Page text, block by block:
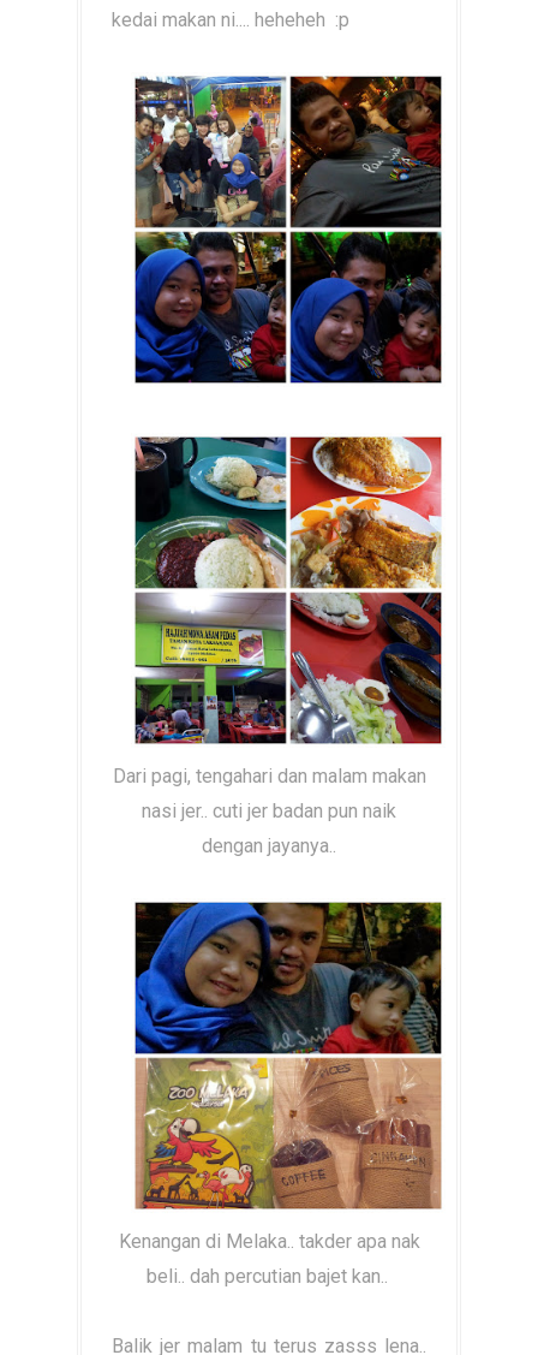
kedai makan ni.... heheheh :p
Dari pagi, tengahari dan malam makan
nasi jer.. cuti jer badan pun naik
dengan jayanya..
Kenangan di Melaka.. takder apa nak
beli.. dah percutian bajet kan..
Balik jer malam tu terus zasss lena..